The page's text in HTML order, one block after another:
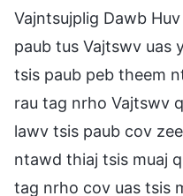
Vajntsujplig Dawb
paub tus Vajtswv uas
tsis paub peb theem
rau tag nrho Vajtswv
lawv tsis paub cov
ntawd thiaj tsis muaj
tag nrho cov uas tsis